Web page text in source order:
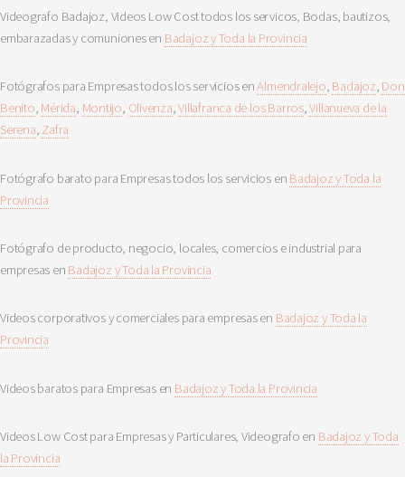
Videografo Badajoz, Videos Low Cost todos los servicos, Bodas, bautizos,
embarazadas y comuniones en Badajoz y Toda la Provincia
Fotógrafos para Empresas todos los servicios enAlmendralejo, Badajoz, Don
Benito, Mérida, Montijo, Olivenza,Villafranca de los Barros,Villanueva de la
Serena, Zafra
Fotógrafo barato para Empresas todos los servicios en Badajoz y Toda la
Provincia
Fotógrafo de producto, negocio, locales, comercios e industrial para
empresas en Badajoz y Toda la Provincia
Videos corporativos y comerciales para empresas en Badajoz y Toda la
Provincia
Videos baratos para Empresas en Badajoz y Toda la Provincia
Videos Low Cost para Empresas y Particulares, Videografo en Badajoz y Toda
la Provincia